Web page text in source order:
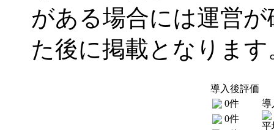
がある場合には運営が
た後に掲載となります
導入後評価
0件
0件
導
平